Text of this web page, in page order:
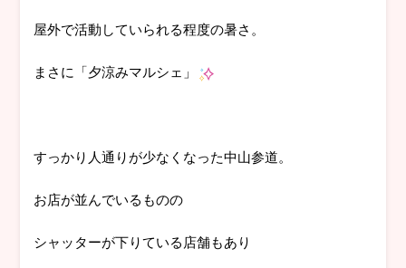
屋外で活動していられる程度の暑さ。
まさに「夕涼みマルシェ」
すっかり人通りが少なくなった中山参道。
お店が並んでいるものの
シャッターが下りている店舗もあり